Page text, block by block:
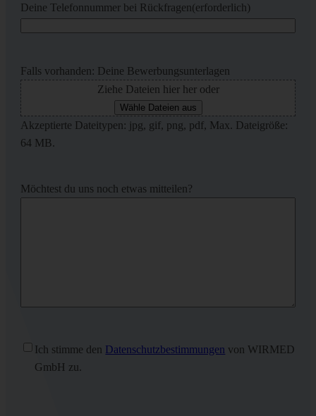
Deine Telefonnummer bei Rückfragen(erforderlich)
Falls vorhanden: Deine Bewerbungsunterlagen
Ziehe Dateien hier her oder
Wähle Dateien aus
Akzeptierte Dateitypen: jpg, gif, png, pdf, Max. Dateigröße:
64 MB.
Möchtest du uns noch etwas mitteilen?
Ohne
Titel(erforderlich)
Ich stimme den Datenschutzbestimmungen von WIRMED
GmbH zu.